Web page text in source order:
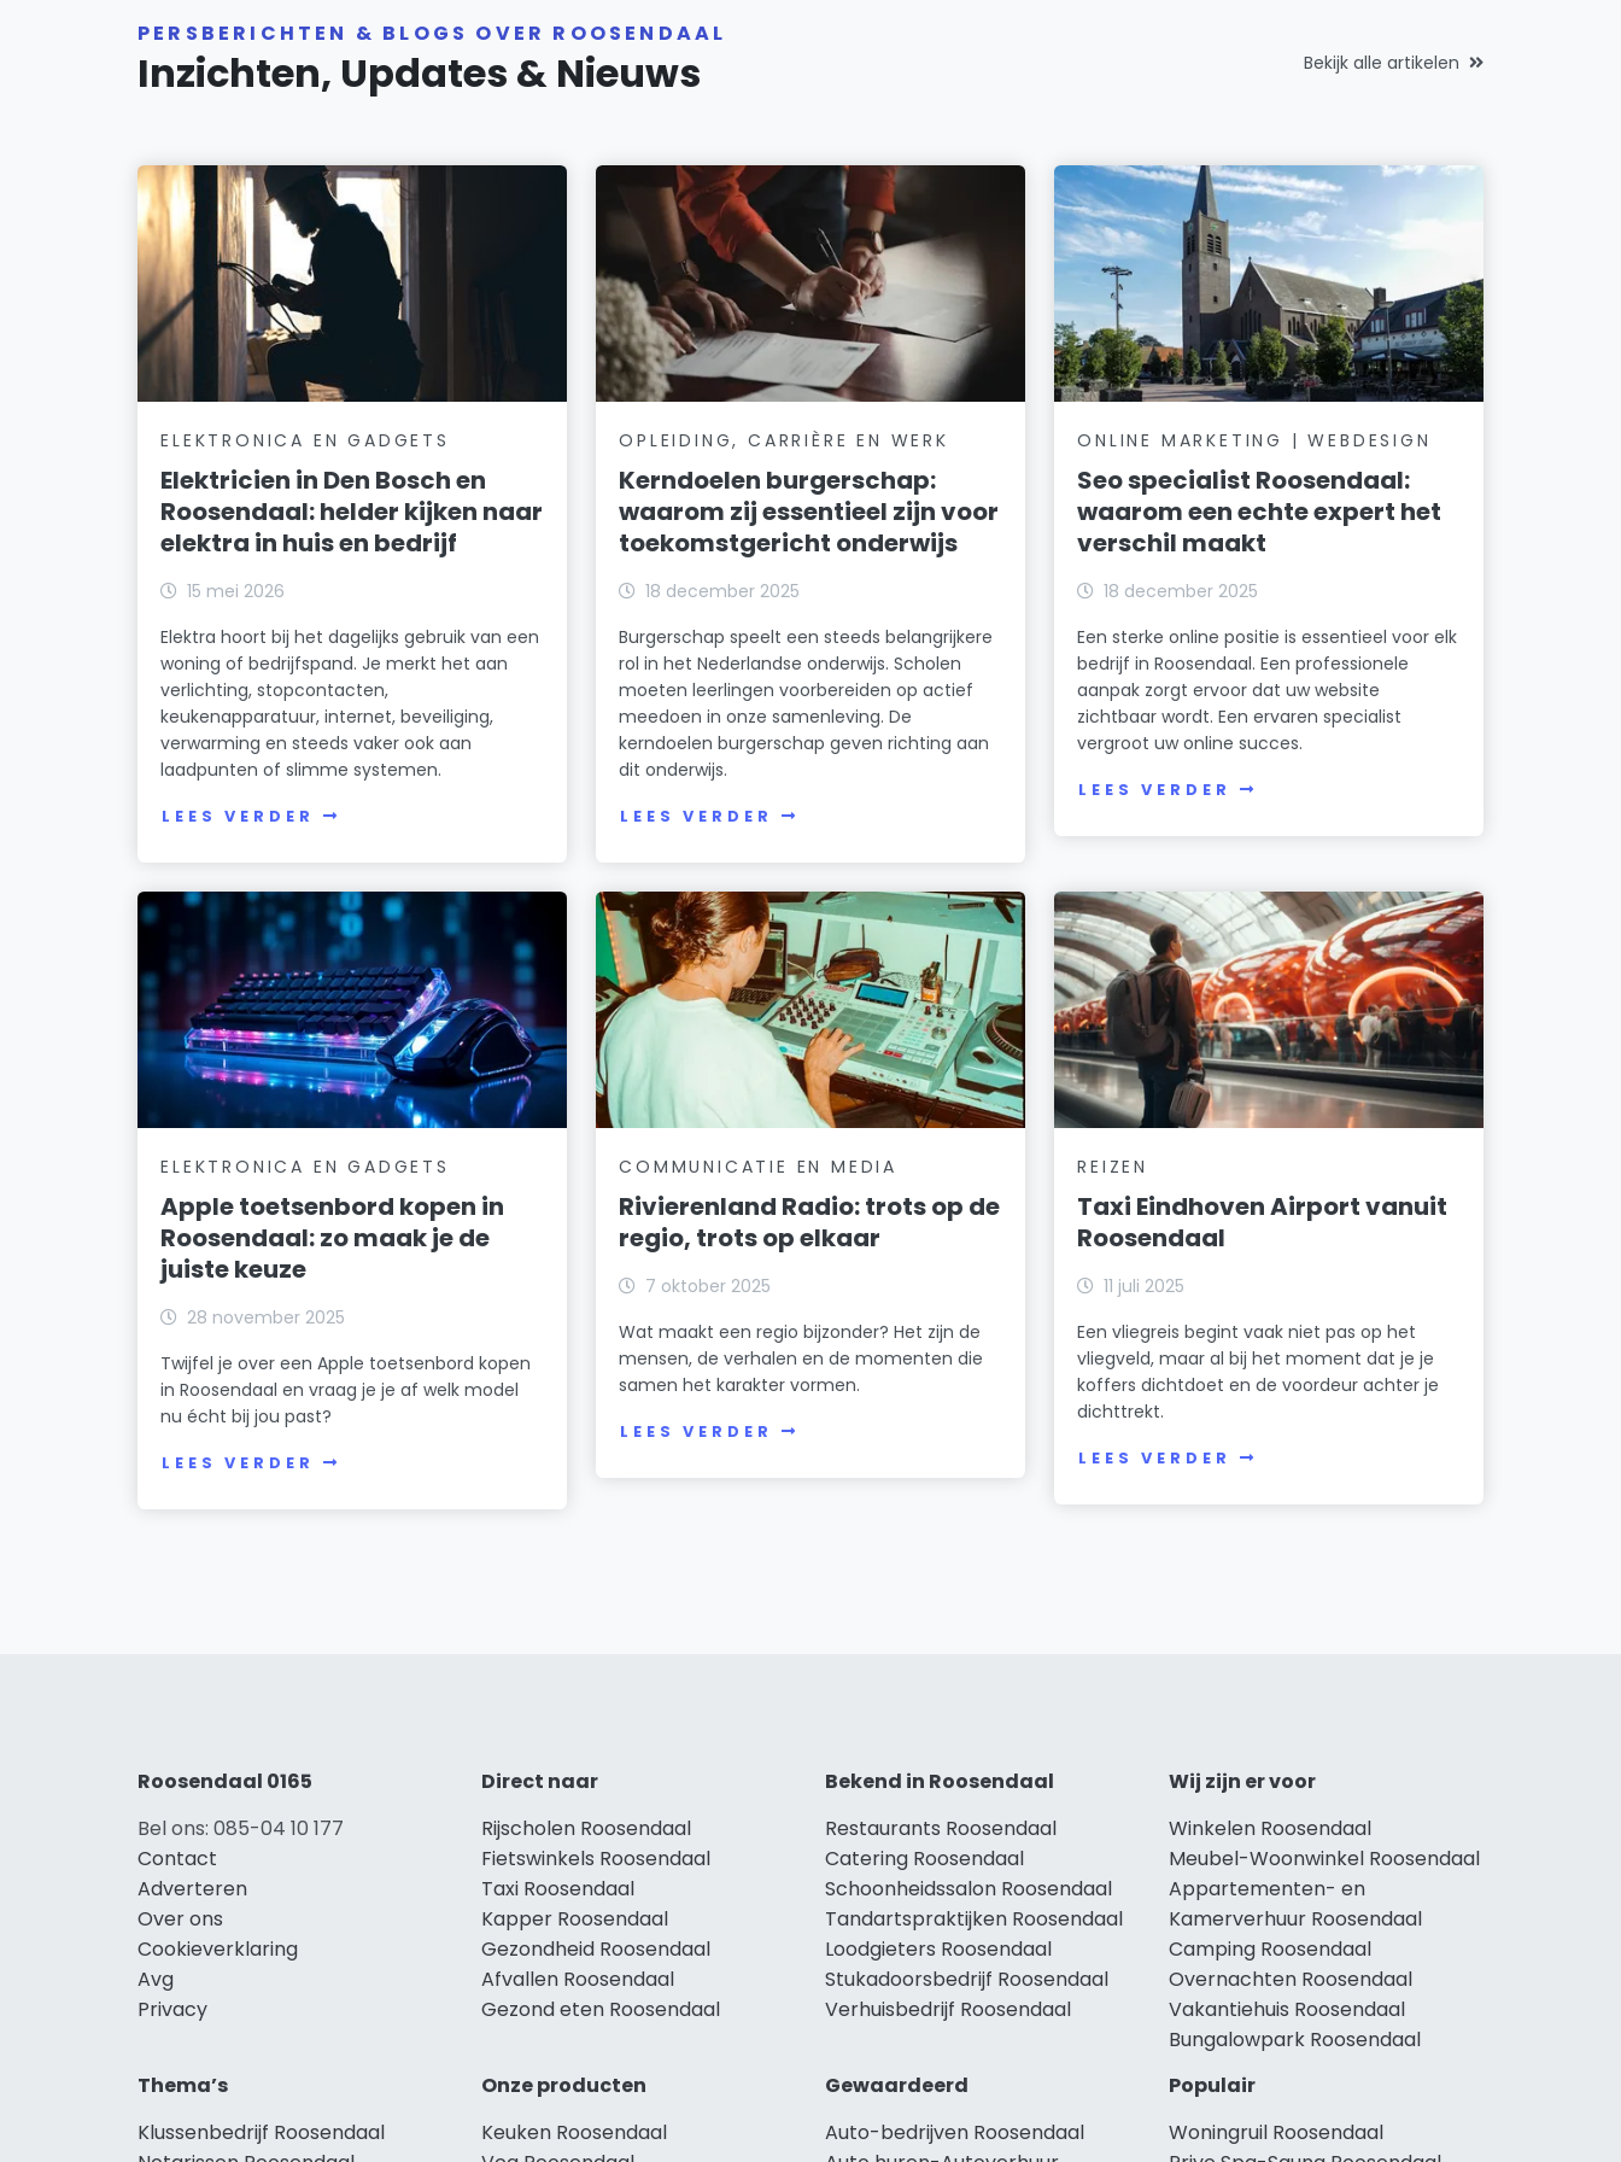
PERSBERICHTEN & BLOGS OVER ROOSENDAAL
Inzichten, Updates & Nieuws Bekijk alle artikelen
ELEKTRONICA EN GADGETS
Elektricien in Den Bosch en
Roosendaal: helder kijken naar
elektra in huis en bedrijf
15 mei 2026
Elektra hoort bij het dagelijks gebruik van een
woning of bedrijfspand. Je merkt het aan
verlichting, stopcontacten,
keukenapparatuur, internet, beveiliging,
verwarming en steeds vaker ook aan
laadpunten of slimme systemen.
LEES VERDER
OPLEIDING, CARRIÈRE EN WERK
Kerndoelen burgerschap:
waarom zij essentieel zijn voor
toekomstgericht onderwijs
18 december 2025
Burgerschap speelt een steeds belangrijkere
rol in het Nederlandse onderwijs. Scholen
moeten leerlingen voorbereiden op actief
meedoen in onze samenleving. De
kerndoelen burgerschap geven richting aan
dit onderwijs.
LEES VERDER
ONLINE MARKETING | WEBDESIGN
Seo specialist Roosendaal:
waarom een echte expert het
verschil maakt
18 december 2025
Een sterke online positie is essentieel voor elk
bedrijf in Roosendaal. Een professionele
aanpak zorgt ervoor dat uw website
zichtbaar wordt. Een ervaren specialist
vergroot uw online succes.
LEES VERDER
ELEKTRONICA EN GADGETS
Apple toetsenbord kopen in
Roosendaal: zo maak je de
juiste keuze
28 november 2025
Twijfel je over een Apple toetsenbord kopen
in Roosendaal en vraag je je af welk model
nu écht bij jou past?
LEES VERDER
COMMUNICATIE EN MEDIA
Rivierenland Radio: trots op de
regio, trots op elkaar
7 oktober 2025
Wat maakt een regio bijzonder? Het zijn de
mensen, de verhalen en de momenten die
samen het karakter vormen.
LEES VERDER
REIZEN
Taxi Eindhoven Airport vanuit
Roosendaal
11 juli 2025
Een vliegreis begint vaak niet pas op het
vliegveld, maar al bij het moment dat je je
koffers dichtdoet en de voordeur achter je
dichttrekt.
LEES VERDER
Roosendaal 0165
Bel ons: 085-04 10 177
Contact
Adverteren
Over ons
Cookieverklaring
Avg
Privacy
Direct naar
Rijscholen Roosendaal
Fietswinkels Roosendaal
Taxi Roosendaal
Kapper Roosendaal
Gezondheid Roosendaal
Afvallen Roosendaal
Gezond eten Roosendaal
Bekend in Roosendaal
Restaurants Roosendaal
Catering Roosendaal
Schoonheidssalon Roosendaal
Tandartspraktijken Roosendaal
Loodgieters Roosendaal
Stukadoorsbedrijf Roosendaal
Verhuisbedrijf Roosendaal
Wij zijn er voor
Winkelen Roosendaal
Meubel-Woonwinkel Roosendaal
Appartementen- en
Kamerverhuur Roosendaal
Camping Roosendaal
Overnachten Roosendaal
Vakantiehuis Roosendaal
Bungalowpark Roosendaal
Thema’s
Klussenbedrijf Roosendaal
Onze producten
Keuken Roosendaal
Gewaardeerd
Auto-bedrijven Roosendaal
Populair
Woningruil Roosendaal